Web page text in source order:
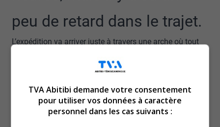
peu de retard dans le trajet.
L’expédition va arriver juste à travers une arche où tout
Ce sont 60 motoneigistes qui parcourent les
rassemblement qui n’inclut pas seulement des membres
des Premières Nations.
TVA Abitibi demande votre consentement
pour utiliser vos données à caractère
personnel dans les cas suivants :